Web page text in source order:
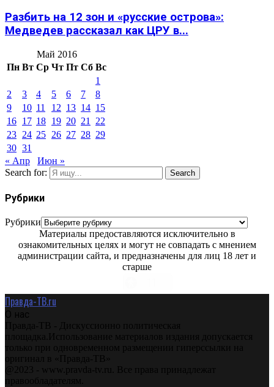
Разбить на 12 зон и «русские острова»:
Медведев рассказал как ЦРУ в...
Май 2016
Пн Вт Ср Чт Пт Сб Вс
1
2
3 4 5 6 7
8
9
10 11 12 13 14 15
16 17 18 19 20 21
22
23 24 25 26 27 28 29
30 31
« Апр
Июн »
Search for:
Search
Рубрики
Рубрики
Материалы предоставляются исключительно в
ознакомительных целях и могут не совпадать с мнением
администрации сайта, и предназначены для лиц 18 лет и
старше
Правда-ТВ.ru
О нас
Правда-ТВ - Дискуссионно политическая
площадка.Использование материалов издания допускается
только при одновременном размещении гиперссылки на
оригинал в «Правда-ТВ»
@2023 - www.pravda-tv.ru. Все права принадлежат
правообладателям.